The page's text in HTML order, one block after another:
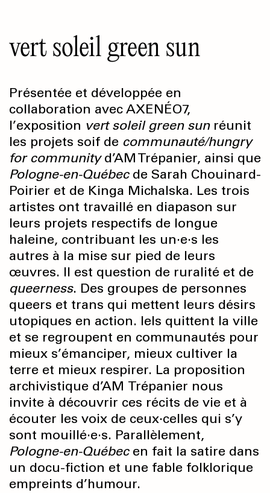
vert soleil green sun
Présentée et développée en
collaboration avec AXENÉO7,
l’exposition vert soleil green sunréunit
les projets soif de communauté/hungry
for communityd’AM Trépanier, ainsi que
Pologne-en-Québecde Sarah Chouinard-
Poirier et de Kinga Michalska. Les trois
artistes ont travaillé en diapason sur
leurs projets respectifs de longue
haleine, contribuant les un·e·s les
autres à la mise sur pied de leurs
œuvres. Il est question de ruralité et de
queerness. Des groupes de personnes
queers et trans qui mettent leurs désirs
utopiques en action. Iels quittent la ville
et se regroupent en communautés pour
mieux s’émanciper, mieux cultiver la
terre et mieux respirer. La proposition
archivistique d’AM Trépanier nous
invite à découvrir ces récits de vie et à
écouter les voix de ceux·celles qui s’y
sont mouillé·e·s. Parallèlement,
Pologne-en-Québecen fait la satire dans
un docu-fiction et une fable folklorique
empreints d’humour.